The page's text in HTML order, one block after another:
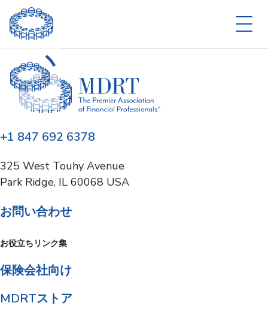
+1 847 692 6378
325 West Touhy Avenue
Park Ridge, IL 60068 USA
お問い合わせ
お役立ちリンク集
保険会社向け
MDRTストア